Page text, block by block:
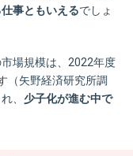
事ともいえるでしょ
場規模は、2022年度
（矢野経済研究所調
、 少子化が進む中で